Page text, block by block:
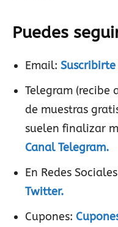
Puedes
Email:
Telegram (recibe
de muestras
suelen finalizar
Canal Telegram.
En Redes
Twitter.
Cupones: